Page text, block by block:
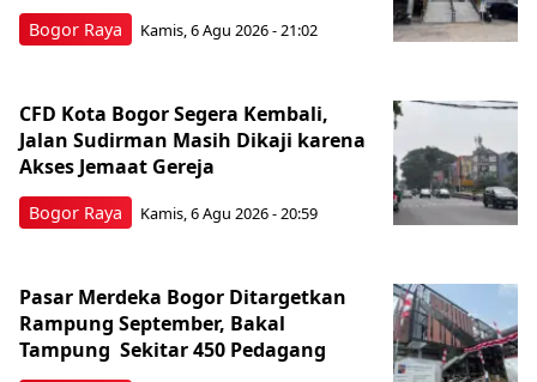
Bogor Raya Kamis, 6 Agu 2026 - 21:02
Bogor Raya
CFD Kota Bogor Segera Kembali,
Jalan Sudirman Masih Dikaji karena
Akses Jemaat Gereja
Kamis, 6 Agu 2026 - 20:59
Pasar Merdeka Bogor Ditargetkan
Rampung September, Bakal
Tampung Sekitar 450 Pedagang